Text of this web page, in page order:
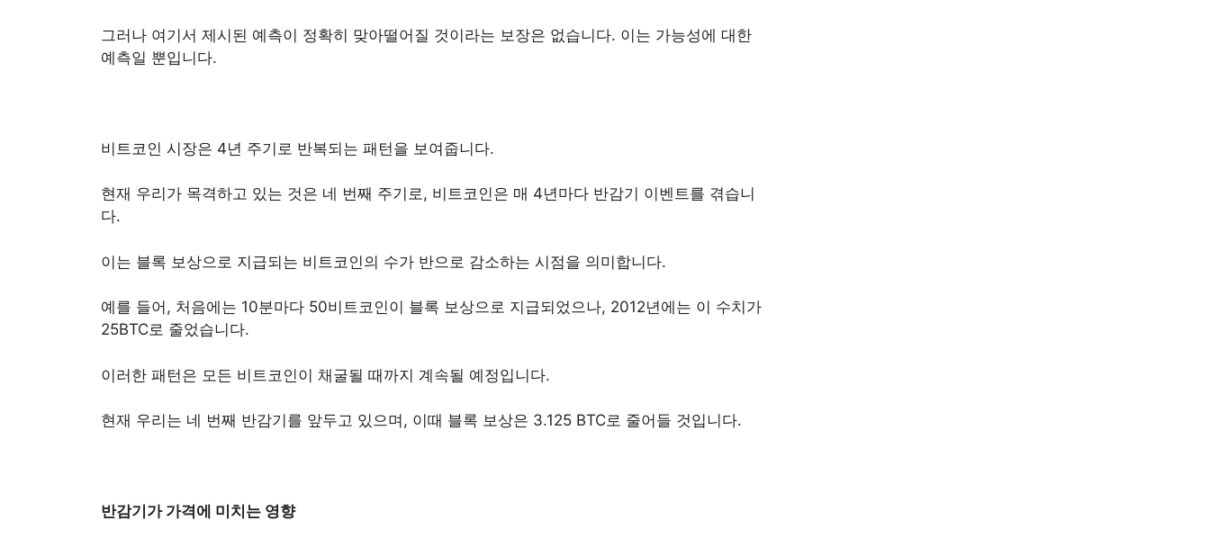
그러나 여기서 제시된 예측이 정확히 맞아떨어질 것이라는 보장은 없습니다. 이는 가능성에 대한
예측일 뿐입니다.
비트코인 시장은 4년 주기로 반복되는 패턴을 보여줍니다.
현재 우리가 목격하고 있는 것은 네 번째 주기로, 비트코인은 매 4년마다 반감기 이벤트를 겪습니
다.
이는 블록 보상으로 지급되는 비트코인의 수가 반으로 감소하는 시점을 의미합니다.
예를 들어, 처음에는 10분마다 50비트코인이 블록 보상으로 지급되었으나, 2012년에는 이 수치가
25BTC로 줄었습니다.
이러한 패턴은 모든 비트코인이 채굴될 때까지 계속될 예정입니다.
현재 우리는 네 번째 반감기를 앞두고 있으며, 이때 블록 보상은 3.125 BTC로 줄어들 것입니다.
반감기가 가격에 미치는 영향